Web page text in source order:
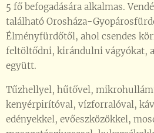
5 fő befogadására alkalmas.
található Orosháza-
Élményfürdőtől, ahol csendes
feltöltődni, kirándulni vágyókat,
együtt.
Tűzhellyel, hűtővel,
kenyérpirítóval, vízforralóval,
edényekkel, evőeszközökkel,